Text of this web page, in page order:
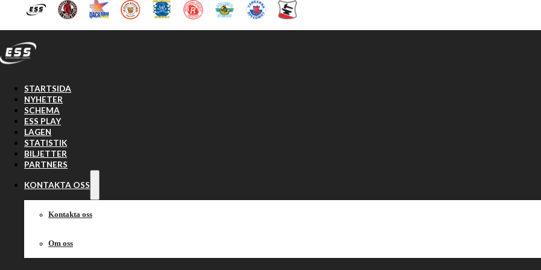
Hoppa till huvudinnehåll Hoppa till sidfot
STARTSIDA
NYHETER
SCHEMA
ESS PLAY
LAGEN
STATISTIK
BILJETTER
PARTNERS
KONTAKTA OSS
Kontakta oss
Om oss